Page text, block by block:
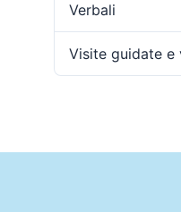
Verbali
Visite guidate